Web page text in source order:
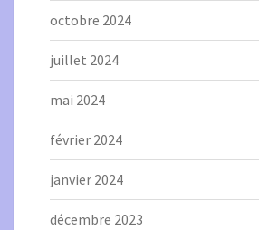
octobre 2024
juillet 2024
mai 2024
février 2024
janvier 2024
décembre 2023